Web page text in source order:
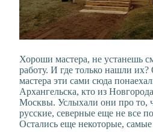
Хороши мастера, не устанешь
работу. И где только нашли их?
мастера эти сами сюда
Архангельска, кто из
Москвы. Услыхали они про то,
русские, северные еще не все
Остались еще некоторые,